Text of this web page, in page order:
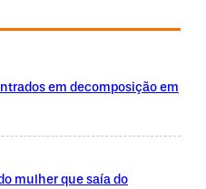
em decomposição em
mulher que saía do